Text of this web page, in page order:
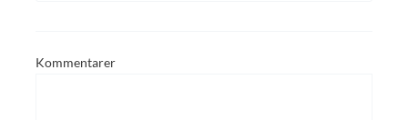
Kommentarer